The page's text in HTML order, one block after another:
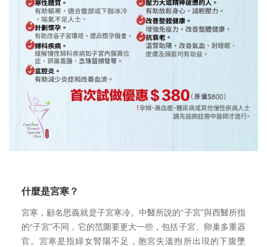
什麼是宮寒？
宮寒，顧名思義就是子宮寒冷。中醫所說的“子宮”與西醫所指
的“子宮”不同，它的范圍要更大一些，包括子宮、卵巢多重器
官。宮寒是指婦女腎陽不足，胞宮失溫煦所出現的下腹墜